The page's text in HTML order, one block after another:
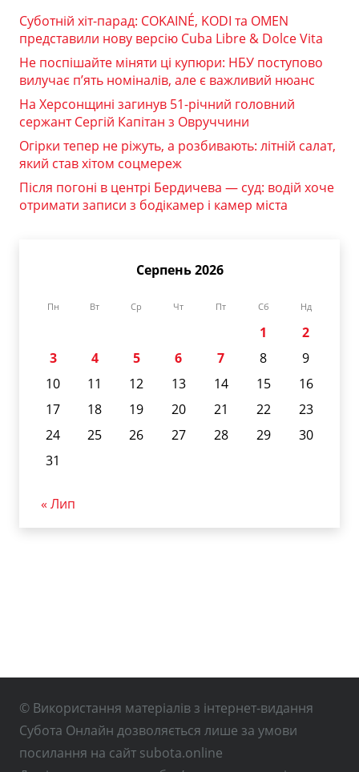
Суботній хіт-парад: COKAINÉ, KODI та OMEN
представили нову версію Cuba Libre & Dolce Vita
Не поспішайте міняти ці купюри: НБУ поступово
вилучає п’ять номіналів, але є важливий нюанс
На Херсонщині загинув 51-річний головний
сержант Сергій Капітан з Овруччини
Огірки тепер не ріжуть, а розбивають: літній салат,
який став хітом соцмереж
Після погоні в центрі Бердичева — суд: водій хоче
отримати записи з бодікамер і камер міста
Серпень 2026
Пн Вт Ср Чт Пт Сб Нд
1
2
3
4 5 6 7 8
9
10
11 12 13 14 15
16
17
18 19 20 21 22
23
24
25 26 27 28 29
30
31
« Лип
© Використання матеріалів з інтернет-видання
Субота Онлайн дозволяється лише за умови
посилання на сайт subota.online